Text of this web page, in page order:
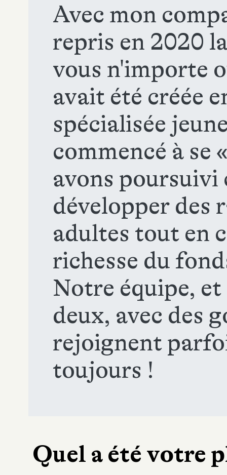
Avec mon
repris en 2020
vous n'importe
avait été créée
spécialisée
commencé à se
avons
développer des
adultes tout en
richesse du
Notre équipe,
deux, avec des
rejoignent
toujours !
Quel a été votre